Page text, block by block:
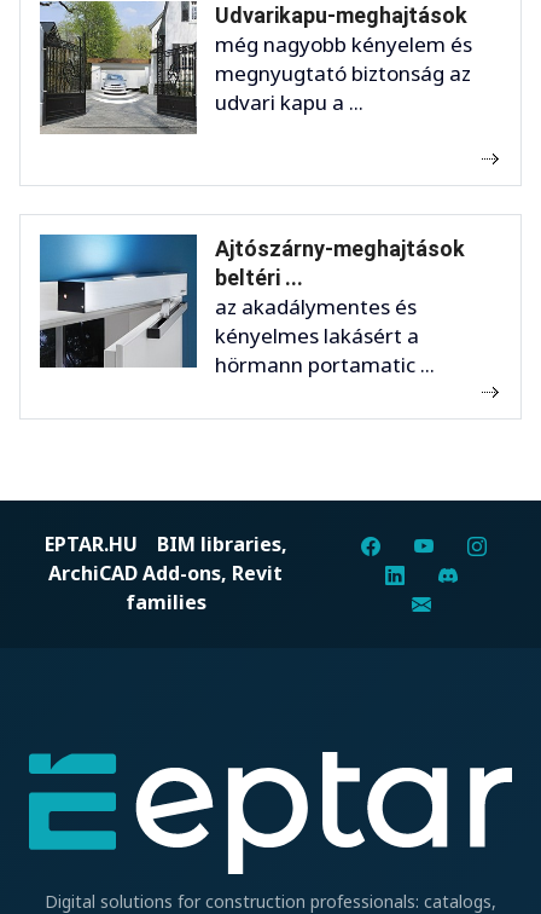
Udvarikapu-meghajtások
még nagyobb kényelem és
megnyugtató biztonság az
udvari kapu a ...
Ajtószárny-meghajtások
beltéri ...
az akadálymentes és
kényelmes lakásért a
hörmann portamatic ...
EPTAR.HU BIM libraries,
ArchiCAD Add-ons, Revit
families
Digital solutions for construction professionals: catalogs,